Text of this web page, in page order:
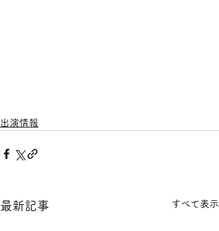
出演情報
最新記事 すべて表示